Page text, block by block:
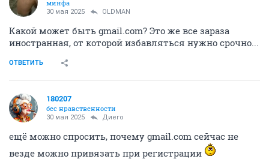
минфа
30 мая 2025 OLDMAN
Какой может быть gmail.com? Это же все зараза
иностранная, от которой избавляться нужно срочно...
ОТВЕТИТЬ
180207
бес нравственности
30 мая 2025 Диего
ещё можно спросить, почему gmail.com сейчас не
везде можно привязать при регистрации